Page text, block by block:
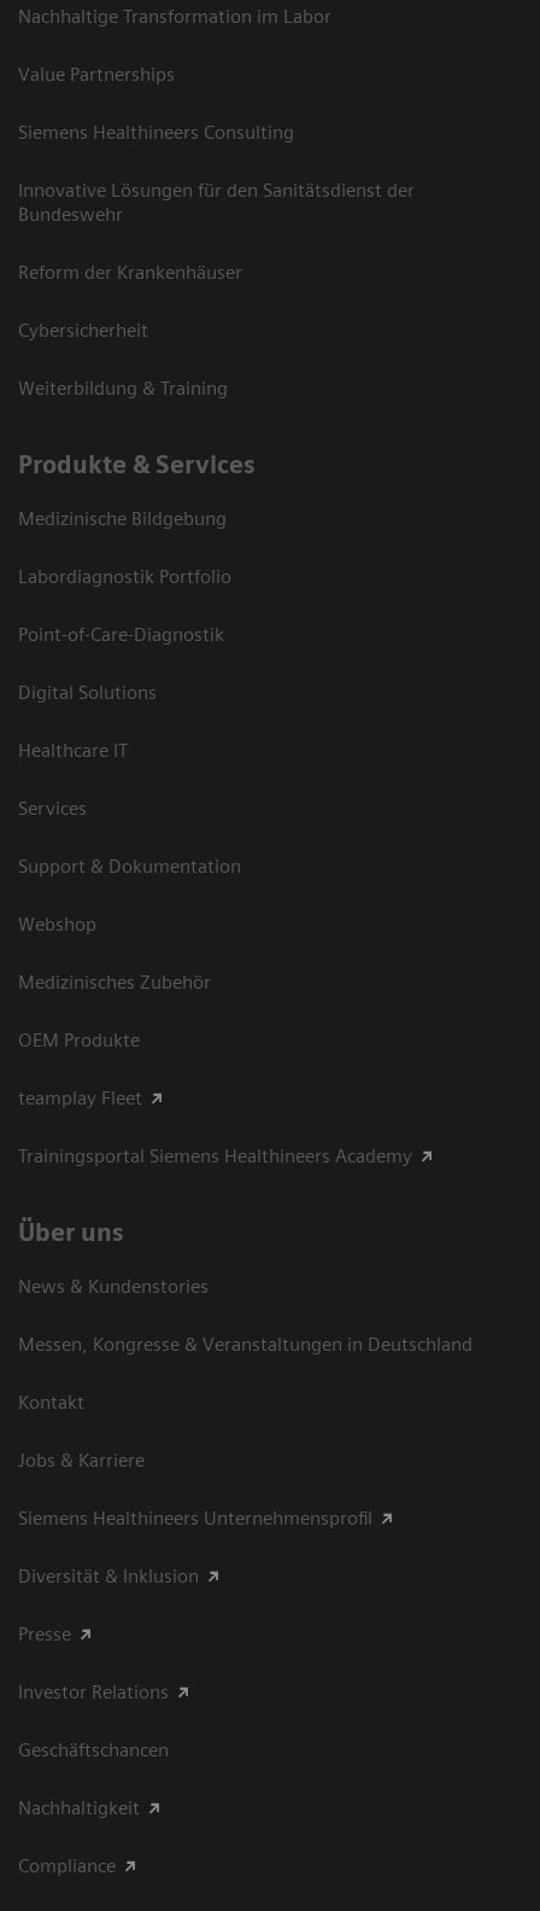
Nachhaltige Transformation im Labor
Value Partnerships
Siemens Healthineers Consulting
Innovative Lösungen für den Sanitätsdienst der
Bundeswehr
Reform der Krankenhäuser
Cybersicherheit
Weiterbildung & Training
Produkte & Services
Medizinische Bildgebung
Labordiagnostik Portfolio
Point-of-Care-Diagnostik
Digital Solutions
Healthcare IT
Services
Support & Dokumentation
Webshop
Medizinisches Zubehör
OEM Produkte
teamplay Fleet
Trainingsportal Siemens Healthineers Academy
Über uns
News & Kundenstories
Messen, Kongresse & Veranstaltungen in Deutschland
Kontakt
Jobs & Karriere
Siemens Healthineers Unternehmensprofil
Diversität & Inklusion
Presse
Investor Relations
Geschäftschancen
Nachhaltigkeit
Compliance